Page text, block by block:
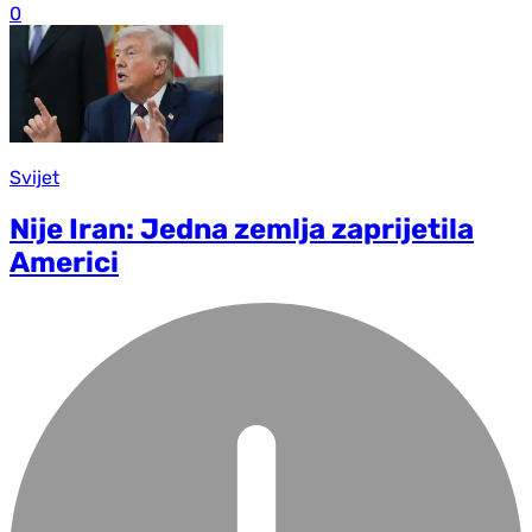
0
Svijet
Nije Iran: Jedna zemlja zaprijetila
Americi